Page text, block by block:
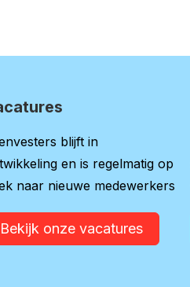
blijft in
en is regelmatig op
naar nieuwe medewerkers
Bekijk onze vacatures